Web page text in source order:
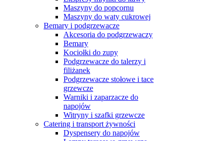
Maszyny do popcornu
Maszyny do waty cukrowej
Bemary i podgrzewacze
Akcesoria do podgrzewaczy
Bemary
Kociołki do zupy
Podgrzewacze do talerzy i
filiżanek
Podgrzewacze stołowe i tace
grzewcze
Warniki i zaparzacze do
napojów
Witryny i szafki grzewcze
Catering i transport żywności
Dyspensery do napojów